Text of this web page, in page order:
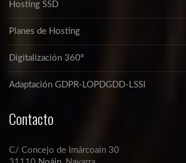
Hosting SSD
Planes de Hosting
Digitalización 360º
Adaptación GDPR-LOPDGDD-LSSI
Contacto
C/ Concejo de Imárcoain 30